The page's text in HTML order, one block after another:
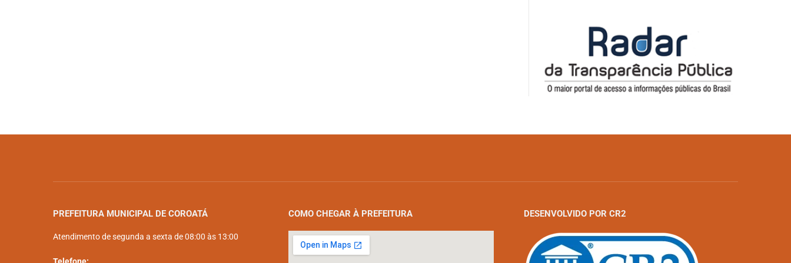
PREFEITURA MUNICIPAL DE COROATÁ
Atendimento de segunda a sexta de 08:00 às 13:00
COMO CHEGAR À PREFEITURA DESENVOLVIDO POR CR2